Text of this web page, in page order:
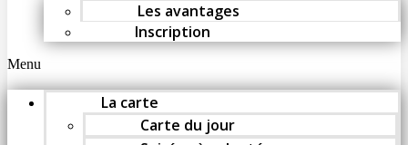
Les avantages
Inscription
Menu
La carte
Carte du jour